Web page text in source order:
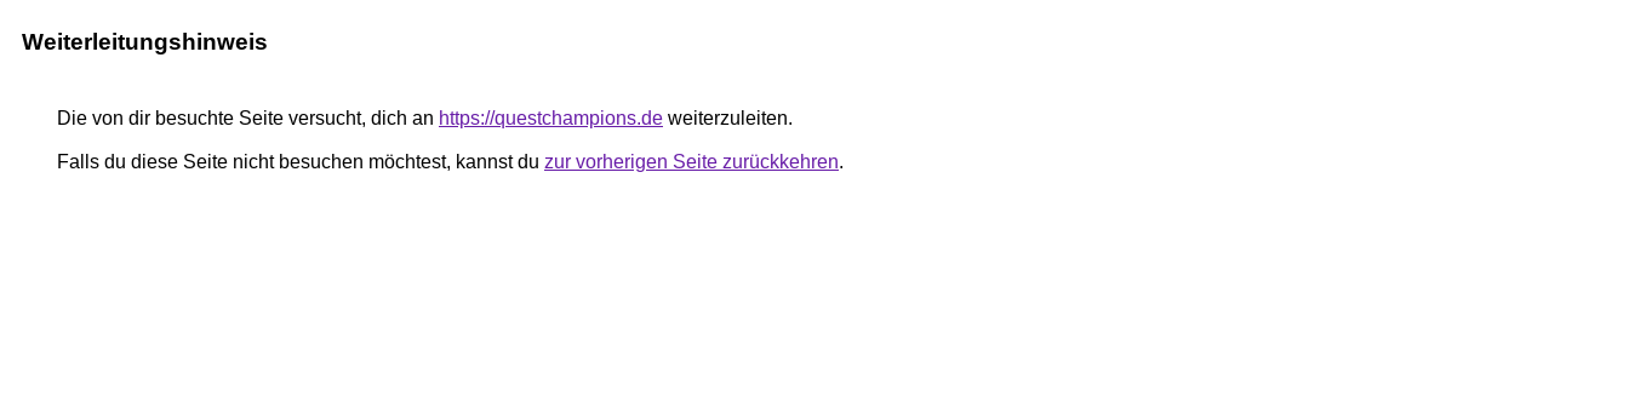
Weiterleitungshinweis
Die von dir besuchte Seite versucht, dich an https://questchampions.de weiterzuleiten.
Falls du diese Seite nicht besuchen möchtest, kannst du zur vorherigen Seite zurückkehren.